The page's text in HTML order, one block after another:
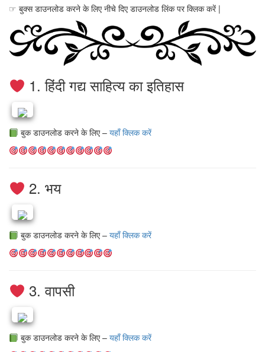
☞ बुक्स डाउनलोड करने के लिए नीचे दिए डाउनलोड लिंक पर क्लिक करें |
1. हिंदी गद्य साहित्य का इतिहास
बुक डाउनलोड करने के लिए – यहाँ क्लिक करें
2. भय
बुक डाउनलोड करने के लिए – यहाँ क्लिक करें
3. वापसी
बुक डाउनलोड करने के लिए – यहाँ क्लिक करें